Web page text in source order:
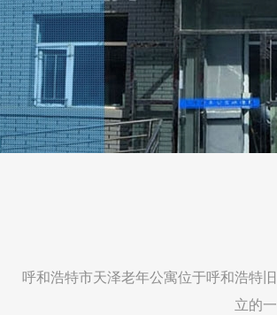
呼和浩特市天泽老年公寓位于呼和浩特旧
立的